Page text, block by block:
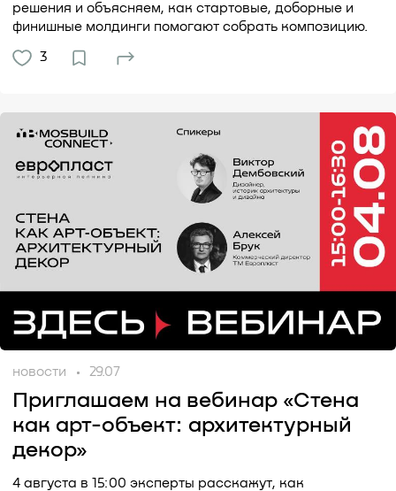
решения и объясняем, как стартовые, доборные и
финишные молдинги помогают собрать композицию.
3
новости 29.07
Приглашаем на вебинар «Стена
как арт-объект: архитектурный
декор»
4 августа в 15:00 эксперты расскажут, как